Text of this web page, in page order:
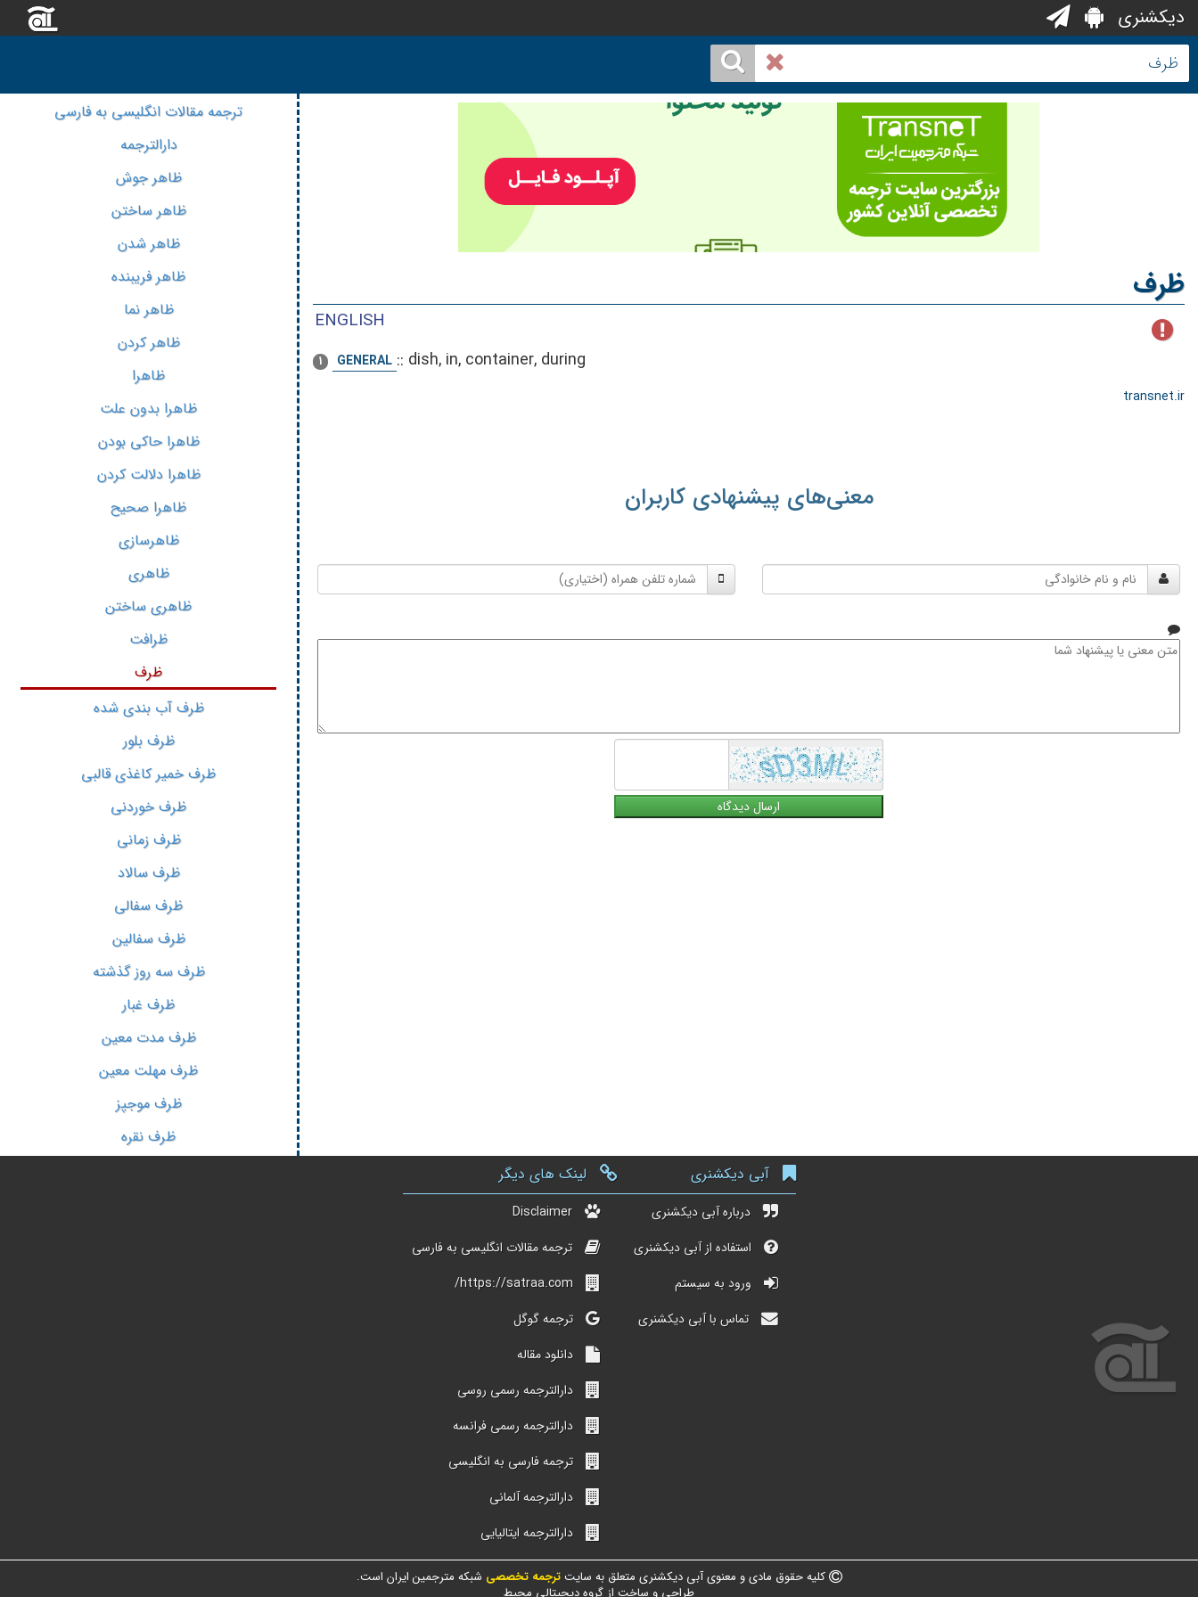
دیکشنری
ظرف
ENGLISH
1 GENERAL :: dish, in, container, during
transnet.ir
معنی‌های پیشنهادی کاربران
و
شماره
تلفن
متن
ترجمه مقالات انگلیسی به فارسی
دارالترجمه
ظاهر جوش
ظاهر ساختن
ظاهر شدن
ظاهر فریبنده
ظاهر نما
ظاهر کردن
ظاهرا
ظاهرا بدون علت
ظاهرا حاکی بودن
ظاهرا دلالت کردن
ظاهرا صحیح
ظاهرسازی
ظاهری
ظاهری ساختن
ظرافت
ظرف
ظرف آب بندی شده
ظرف بلور
ظرف خمیر کاغذی قالبی
ظرف خوردنی
ظرف زمانی
ظرف سالاد
ظرف سفالی
ظرف سفالین
ظرف سه روز گذشته
ظرف غبار
ظرف مدت معین
ظرف مهلت معین
ظرف موجپز
ظرف نقره
آبی دیکشنری
درباره آبی دیکشنری
استفاده از آبی دیکشنری
ورود به سیستم
تماس با آبی دیکشنری
لینک های دیگر
Disclaimer
ترجمه مقالات انگلیسی به فارسی
https://satraa.com/
ترجمه گوگل
دانلود مقاله
دارالترجمه رسمی روسی
دارالترجمه رسمی فرانسه
ترجمه فارسی به انگلیسی
دارالترجمه آلمانی
دارالترجمه ایتالیایی
کلیه حقوق مادی و معنوی آبی دیکشنری متعلق به سایتترجمه تخصصی شبکه مترجمین ایران است.
طراحی و ساخت از گروه دیجیتالی محیط